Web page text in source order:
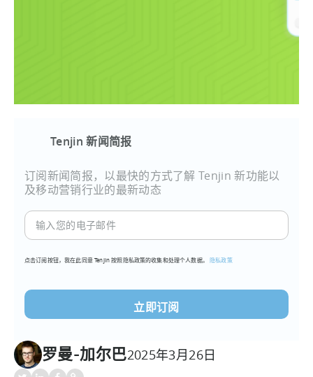
Tenjin 新闻简报
订阅新闻简报，以最快的方式了解 Tenjin 新功能以
及移动营销行业的最新动态
输
入
的
子
邮
(必
须填
写）
点击订阅按钮，我在此同意 Tenjin 按照隐私政策的收集和处理个人数据。隐私政策
罗曼-加尔巴2025年3月26日